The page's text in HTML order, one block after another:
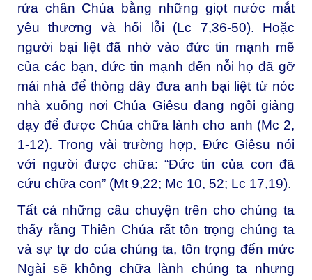
rửa chân Chúa bằng những giọt nước mắt
yêu thương và hối lỗi (Lc 7,36-50). Hoặc
người bại liệt đã nhờ vào đức tin mạnh mẽ
của các bạn, đức tin mạnh đến nỗi họ đã gỡ
mái nhà để thòng dây đưa anh bại liệt từ nóc
nhà xuống nơi Chúa Giêsu đang ngồi giảng
dạy để được Chúa chữa lành cho anh (Mc 2,
1-12). Trong vài trường hợp, Đức Giêsu nói
với người được chữa: “Đức tin của con đã
cứu chữa con” (Mt 9,22; Mc 10, 52; Lc 17,19).
Tất cả những câu chuyện trên cho chúng ta
thấy rằng Thiên Chúa rất tôn trọng chúng ta
và sự tự do của chúng ta, tôn trọng đến mức
Ngài sẽ không chữa lành chúng ta nhưng